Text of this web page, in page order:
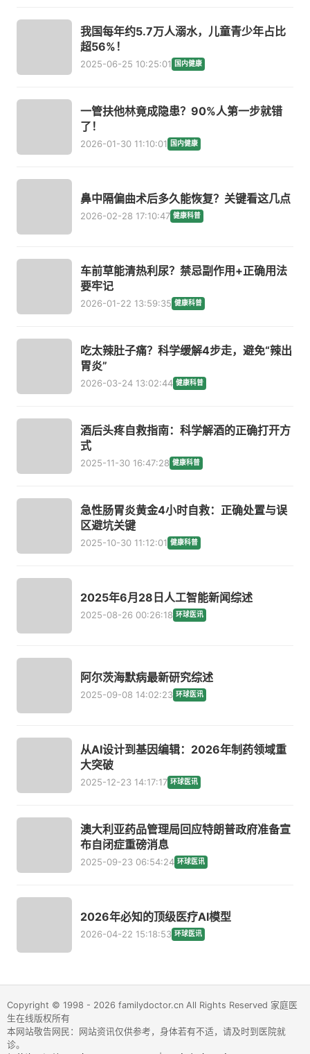
我国每年约5.7万人溺水，儿童青少年占比
超56%！
2025-06-25 10:25:01 国内健康
一管扶他林竟成隐患？90%人第一步就错
了！
2026-01-30 11:10:01 国内健康
鼻中隔偏曲术后多久能恢复？关键看这几点
2026-02-28 17:10:47 健康科普
车前草能清热利尿？禁忌副作用+正确用法
要牢记
2026-01-22 13:59:35 健康科普
吃太辣肚子痛？科学缓解4步走，避免“辣出
胃炎”
2026-03-24 13:02:44 健康科普
酒后头疼自救指南：科学解酒的正确打开方
式
2025-11-30 16:47:28 健康科普
急性肠胃炎黄金4小时自救：正确处置与误
区避坑关键
2025-10-30 11:12:01 健康科普
2025年6月28日人工智能新闻综述
2025-08-26 00:26:18 环球医讯
阿尔茨海默病最新研究综述
2025-09-08 14:02:23 环球医讯
从AI设计到基因编辑：2026年制药领域重
大突破
2025-12-23 14:17:17 环球医讯
澳大利亚药品管理局回应特朗普政府准备宣
布自闭症重磅消息
2025-09-23 06:54:24 环球医讯
2026年必知的顶级医疗AI模型
2026-04-22 15:18:53 环球医讯
Copyright © 1998 - 2026 familydoctor.cn All Rights Reserved 家庭医
生在线版权所有
本网站敬告网民：网站资讯仅供参考，身体若有不适，请及时到医院就
诊。